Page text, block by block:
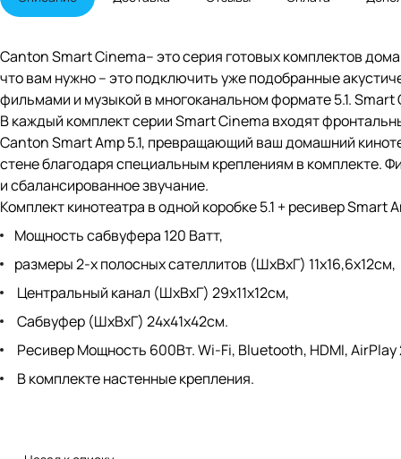
Canton Smart Cinema– это серия готовых комплектов
что вам нужно – это подключить уже подобранные
фильмами и музыкой в многоканальном формате 5.1.
В каждый комплект серии Smart Cinema входят
Canton Smart Amp 5.1, превращающий ваш домашний
стене благодаря специальным креплениям в комплекте.
и сбалансированное звучание.
Комплект кинотеатра в одной коробке 5.1 + ресивер Smart
Мощность сабвуфера 120 Ватт,
размеры 2-х полосных сателлитов (ШхВхГ) 11х16,6х12см,
Центральный канал (ШхВхГ) 29х11х12см,
Сабвуфер (ШхВхГ) 24х41х42см.
Ресивер Мощность 600Вт. Wi-Fi, Bluetooth, HDMI,
В комплекте настенные крепления.